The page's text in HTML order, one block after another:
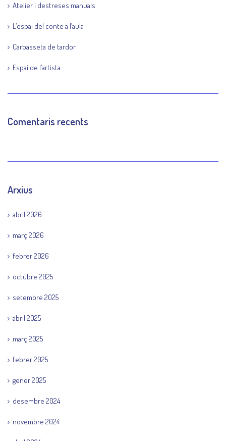
Atelier i destreses manuals
L’espai del conte a l’aula
Carbasseta de tardor
Espai de l’artista
Comentaris recents
Arxius
abril 2026
març 2026
febrer 2026
octubre 2025
setembre 2025
abril 2025
març 2025
febrer 2025
gener 2025
desembre 2024
novembre 2024